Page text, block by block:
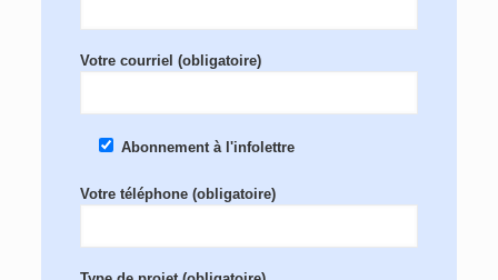
Votre courriel (obligatoire)
Abonnement à l'infolettre
Votre téléphone (obligatoire)